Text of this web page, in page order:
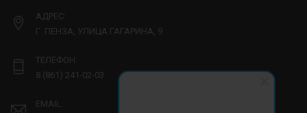
АДРЕС:
Г. ПЕНЗА, УЛИЦА ГАГАРИНА, 9
ТЕЛЕФОН:
8 (861) 241-02-03
EMAIL: